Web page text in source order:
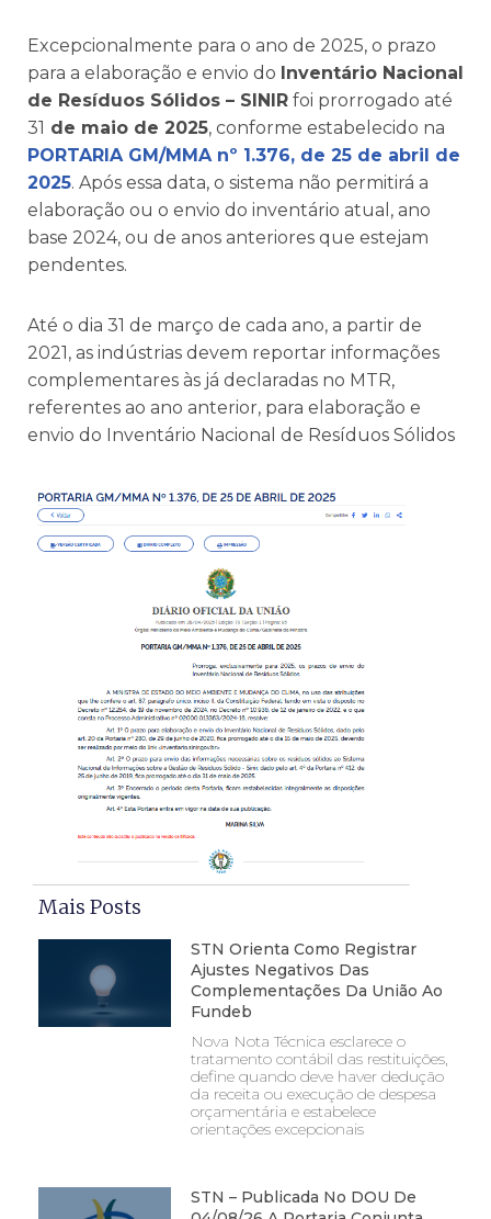
Excepcionalmente para o ano de 2025, o prazo
para a elaboração e envio do Inventário Nacional
de Resíduos Sólidos – SINIR foi prorrogado até
31 de maio de 2025, conforme estabelecido na
PORTARIA GM/MMA nº 1.376, de 25 de abril de
2025. Após essa data, o sistema não permitirá a
elaboração ou o envio do inventário atual, ano
base 2024, ou de anos anteriores que estejam
pendentes.
Até o dia 31 de março de cada ano, a partir de
2021, as indústrias devem reportar informações
complementares às já declaradas no MTR,
referentes ao ano anterior, para elaboração e
envio do Inventário Nacional de Resíduos Sólidos
Mais Posts
STN Orienta Como Registrar
Ajustes Negativos Das
Complementações Da União Ao
Fundeb
Nova Nota Técnica esclarece o
tratamento contábil das restituições,
define quando deve haver dedução
da receita ou execução de despesa
orçamentária e estabelece
orientações excepcionais
STN – Publicada No DOU De